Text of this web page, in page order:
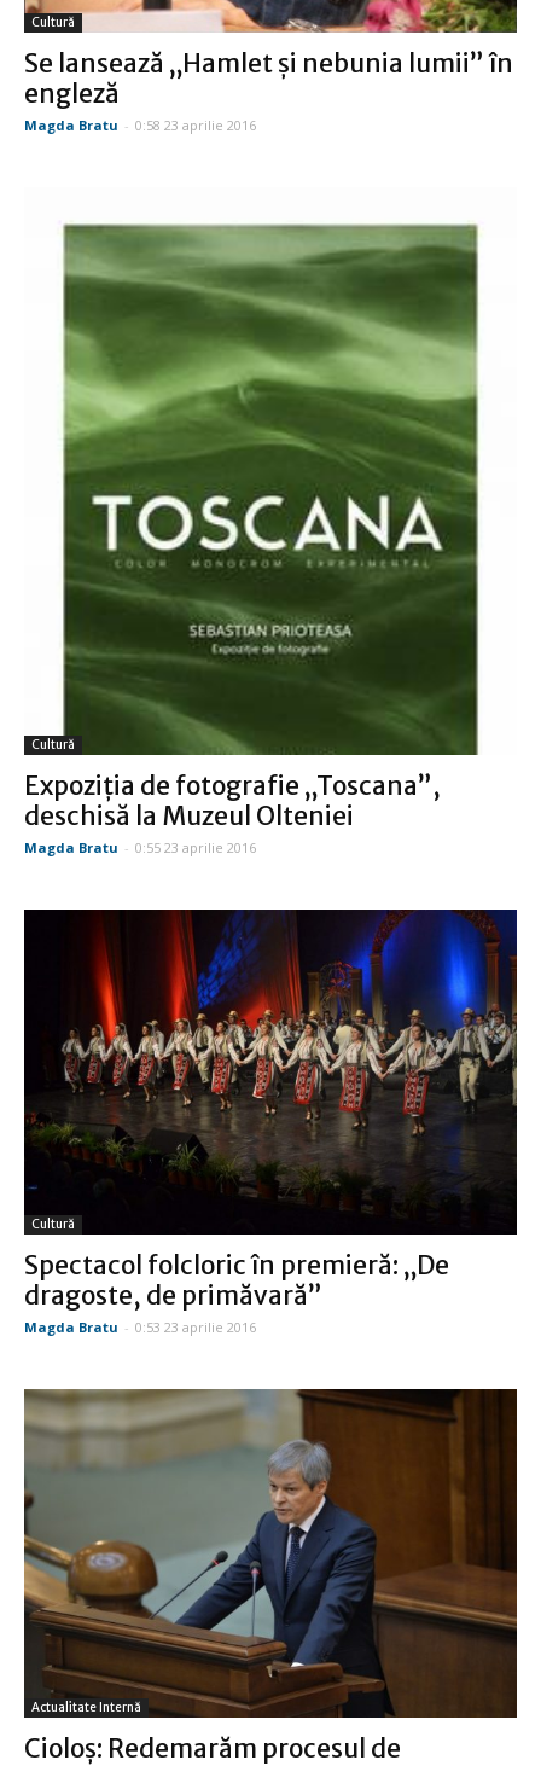
Cultură
Se lansează „Hamlet şi nebunia lumii” în
engleză
Magda Bratu - 0:58 23 aprilie 2016
Cultură
Expoziţia de fotografie „Toscana”,
deschisă la Muzeul Olteniei
Magda Bratu - 0:55 23 aprilie 2016
Cultură
Spectacol folcloric în premieră: „De
dragoste, de primăvară”
Magda Bratu - 0:53 23 aprilie 2016
Actualitate Internă
Cioloş: Redemarăm procesul de